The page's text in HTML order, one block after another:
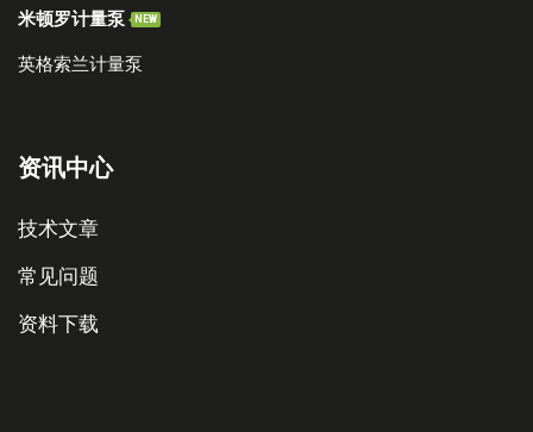
米顿罗计量泵 NEW
英格索兰计量泵
资讯中心
技术文章
常见问题
资料下载